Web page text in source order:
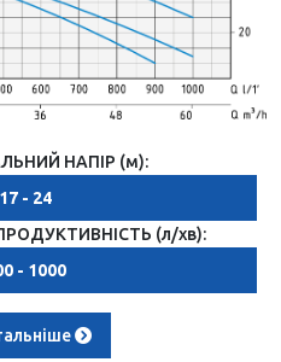
НАПІР (м):
17 - 24
(л/хв):
- 1000